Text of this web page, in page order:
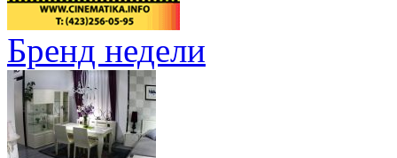
Бренд недели